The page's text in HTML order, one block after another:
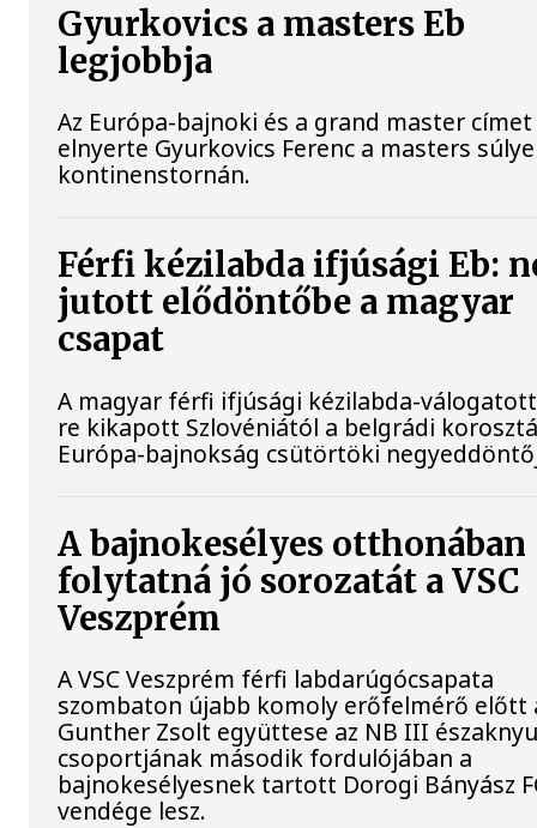
Gyurkovics a masters Eb
legjobbja
Az Európa-bajnoki és a grand master
elnyerte Gyurkovics Ferenc a masters
kontinenstornán.
Férfi kézilabda ifjúsági Eb:
jutott elődöntőbe a magyar
csapat
A magyar férfi ifjúsági kézilabda-
re kikapott Szlovéniától a belgrádi
Európa-bajnokság csütörtöki
A bajnokesélyes otthonában
folytatná jó sorozatát a VSC
Veszprém
A VSC Veszprém férfi labdarúgócsapata
szombaton újabb komoly erőfelmérő előtt
Gunther Zsolt együttese az NB III
csoportjának második fordulójában a
bajnokesélyesnek tartott Dorogi Bányász
vendége lesz.